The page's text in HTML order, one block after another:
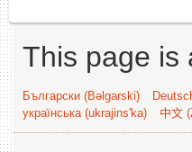
This page is
Български (Bəlgarski)
українська (ukrajins'ka)
中文